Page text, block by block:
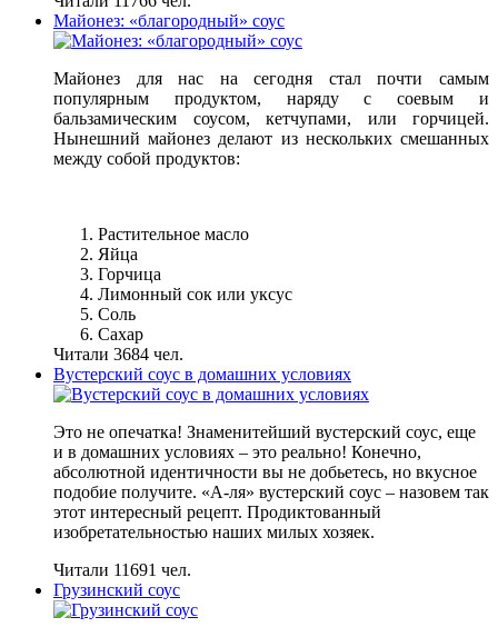
Майонез: «благородный» соус
Майонез для нас на сегодня стал почти самым
популярным продуктом, наряду с соевым и
бальзамическим соусом, кетчупами, или горчицей.
Нынешний майонез делают из нескольких смешанных
между собой продуктов:
Растительное масло
Яйца
Горчица
Лимонный сок или уксус
Соль
Сахар
Читали 3684 чел.
Вустерский соус в домашних условиях
Это не опечатка! Знаменитейший вустерский соус, еще
и в домашних условиях – это реально! Конечно,
абсолютной идентичности вы не добьетесь, но вкусное
подобие получите. «А-ля» вустерский соус – назовем так
этот интересный рецепт. Продиктованный
изобретательностью наших милых хозяек.
Читали 11691 чел.
Грузинский соус